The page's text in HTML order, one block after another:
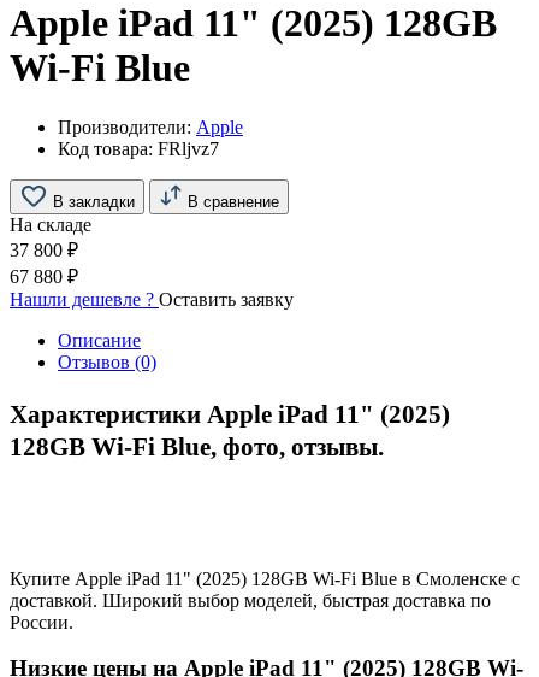
Apple iPad 11" (2025) 128GB
Wi-Fi Blue
Производители: Apple
Код товара: FRljvz7
В закладки В сравнение
На складе
37 800 ₽
67 880 ₽
Нашли дешевле ? Оставить заявку
Описание
Отзывов (0)
Характеристики Apple iPad 11" (2025)
128GB Wi-Fi Blue, фото, отзывы.
Купите Apple iPad 11" (2025) 128GB Wi-Fi Blue в Смоленске с
доставкой. Широкий выбор моделей, быстрая доставка по
России.
Низкие цены на Apple iPad 11" (2025) 128GB Wi-